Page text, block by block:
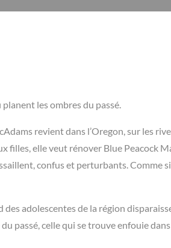
les ombres du passé.
revient dans l’Oregon, sur les
filles, elle veut rénover Blue Peacock
confus et perturbants. Comme
adolescentes de la région
passé, celle qui se trouve enfouie